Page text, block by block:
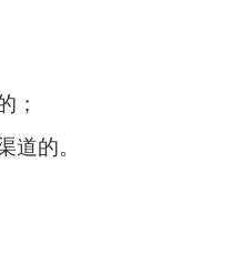
；
道的。